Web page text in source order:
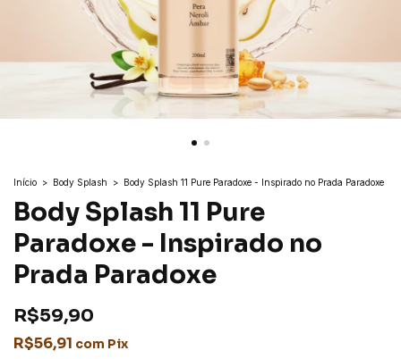
Início > Body Splash > Body Splash 11 Pure Paradoxe - Inspirado no Prada Paradoxe
Body Splash 11 Pure
Paradoxe - Inspirado no
Prada Paradoxe
R$59,90
R$56,91 com Pix